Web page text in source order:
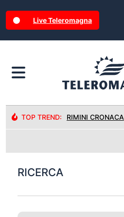
Live Teleromagna
TOP TREND: RIMINI CRONACA
RICERCA